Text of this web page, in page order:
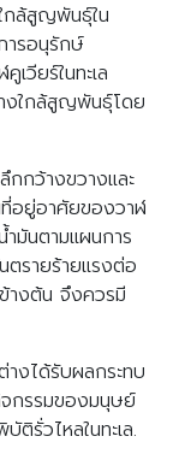
กล้สูญพันธุ์ใน
ารอนุรักษ์
เวียร์ในทะเล
างใกล้สูญพันธุ์โดย
กกว้างขวางและ
อยู่อาศัยของวาฬ
ำมันตามแผนการ
ตรายร้ายแรงต่อ
างต้น จึงควรมี
างได้รับผลกระทบ
กรรมของมนุษย์
ติรั่วไหลในทะเล.